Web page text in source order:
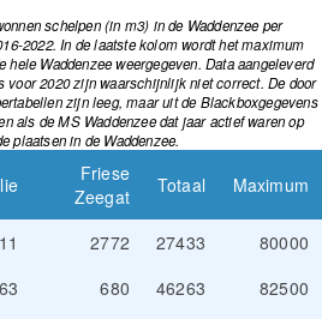
schelpen (in m3) in de Waddenzee per
2022. In de laatste kolom wordt het maximum
hele Waddenzee weergegeven. Data aangeleverd
voor 2020 zijn waarschijnlijk niet correct. De door
zijn leeg, maar uit de Blackboxgegevens
als de MS Waddenzee dat jaar actief waren op
plaatsen in de Waddenzee.
Friese
Zeegat
Totaal Maximum
2772 27433
80000
680 46263
82500